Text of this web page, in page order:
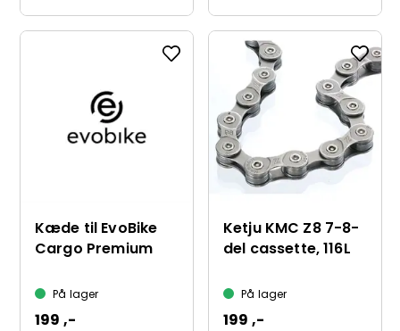
Kæde til EvoBike
Cargo Premium
På lager
199 ,-
Ketju KMC Z8 7-8-
del cassette, 116L
På lager
199 ,-